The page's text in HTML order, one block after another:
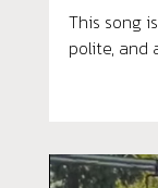
This song
polite, and